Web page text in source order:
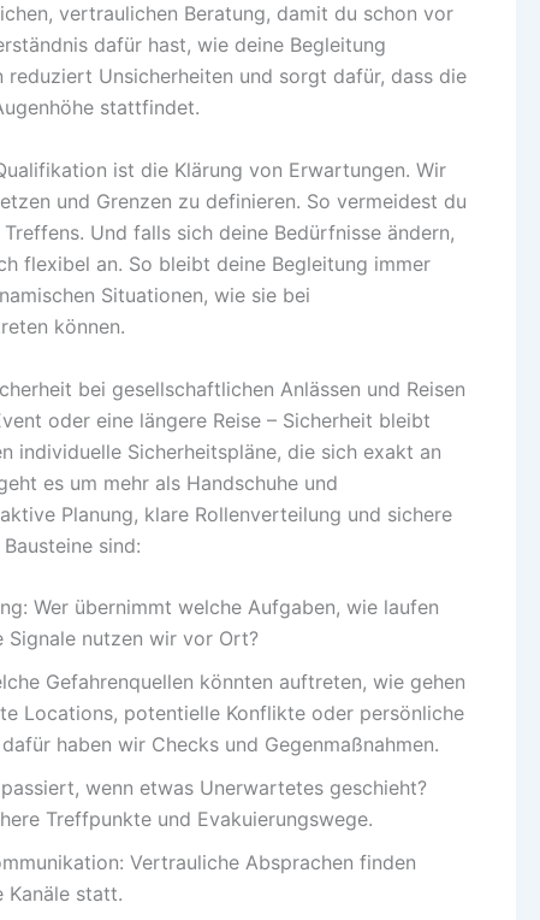
vertraulichen Beratung, damit du schon vor
dafür hast, wie deine Begleitung
reduziert Unsicherheiten und sorgt dafür, dass die
stattfindet.
ist die Klärung von Erwartungen. Wir
und Grenzen zu definieren. So vermeidest du
Und falls sich deine Bedürfnisse ändern,
flexibel an. So bleibt deine Begleitung immer
Situationen, wie sie bei
können.
bei gesellschaftlichen Anlässen und Reisen
oder eine längere Reise – Sicherheit bleibt
individuelle Sicherheitspläne, die sich exakt an
es um mehr als Handschuhe und
Planung, klare Rollenverteilung und sichere
sind:
Wer übernimmt welche Aufgaben, wie laufen
Signale nutzen wir vor Ort?
Gefahrenquellen könnten auftreten, wie gehen
Locations, potentielle Konflikte oder persönliche
haben wir Checks und Gegenmaßnahmen.
wenn etwas Unerwartetes geschieht?
Treffpunkte und Evakuierungswege.
Vertrauliche Absprachen finden
Kanäle statt.